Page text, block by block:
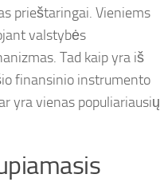
prieštaringai. Vieniems
valstybės
Tad kaip yra iš
finansinio instrumento
yra vienas populiariausių